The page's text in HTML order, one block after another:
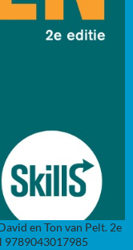
en Ton van Pelt. 2e
9789043017985